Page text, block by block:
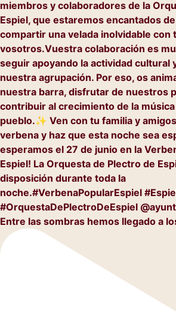
Entre las sombras hemos llegado a